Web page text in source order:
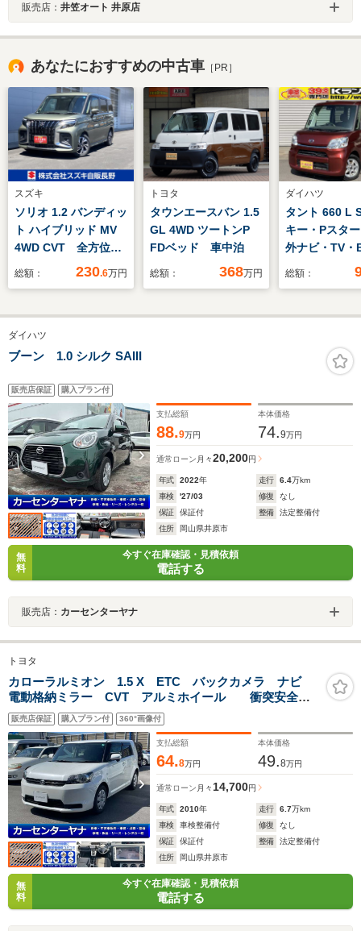
販売店： 井笠オート 井原店
あなたにおすすめの中古車 ［PR］
スズキ
ソリオ 1.2 バンディッ
ト ハイブリッド MV
4WD CVT 全方位ナ
総額： 230.6万円
トヨタ
タウンエースバン 1.5
GL 4WD ツートンP
FDベッド 車中泊
総額： 368万円
ダイハツ
タント 660 L
キー・Pスタ
外ナビ・TV・
ラ・取説・保
総額：
ダイハツ
ブーン 1.0 シルク SAIII
販売店保証 購入プラン付
支払総額
88.9万円
本体価格
74.9万円
通常ローン 月々20,200円
年式 2022年 走行 6.4万km
車検
'27/03 修復
なし
保証
保証付 整備
法定整備付
住所
岡山県井原市
無
料
今すぐ在庫確認・見積依頼
電話する
販売店： カーセンターヤナ
トヨタ
カローラルミオン 1.5 X ETC バックカメラ ナビ
電動格納ミラー CVT アルミホイール 衝突安全ボ
ディ ABS エアコン パワーステアリング パワーウ
ィンドウ 運転席エアバッグ
販売店保証 購入プラン付 360°画像付
支払総額
64.8万円
本体価格
49.8万円
通常ローン 月々 14,700円
年式 2010年 走行 6.7万km
車検
車検整備付 修復
なし
保証
保証付 整備
法定整備付
住所
岡山県井原市
無
料
今すぐ在庫確認・見積依頼
電話する